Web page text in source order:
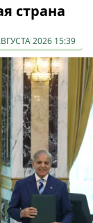
страна
2026 15:39